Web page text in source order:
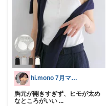
hi.mono 7月マラソン感謝🥰
胸元が開きすぎず、ヒモが太め
なところがいい ...